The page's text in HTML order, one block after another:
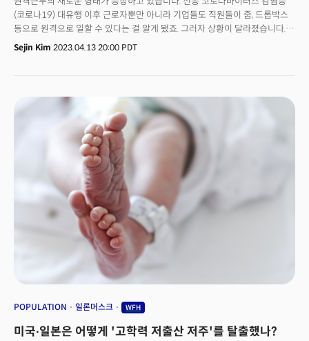
차지할 것”이라고 진단했습니다.
(코로나19) 대유행 이후 근로자뿐만 아니라 기업들도 직원들이 줌, 드롭박스
등으로 원격으로 일할 수 있다는 걸 알게 됐죠. 그러자 상황이 달라졌습니다.
기업들이 계속되는 노동력 부족과 임금 상승에 ‘오피스 오프쇼어링’ 방식을
채택하고 있는 것입니다. 근로자를 본사의 사무실이 아닌 해외로 보내
2019년 이후 급증하기 시작, 지난해 2배 이상 증가했다고 밝혔습니다. 8월에
애틀랜타연방준비은행 조사에 따르면 미국 고위 관리자의 7.3%는 더 많은
일자리를 해외로 옮겨 원격근무제를 활용하고 있다고 답했죠.👉 서비스업
세계화 시대해외로의 사무직 이탈이 가속화하면서 이를 새로운 시대의
시작으로 보는 학자도 있습니다. 니콜라스 블룸(Nicholas Bloom)
스탠퍼드대학교 경제학 교수는 “1980년부터 2019년까지는 제조업
세계화가 부상했지만 결국 중국-미국 무역 전쟁으로 교착 상태에 빠졌다”면서
“2020년부터는 서비스업 세계화 시대를 맞이하게 될 것”이라고
전망했습니다. 해외로 직책을 옮기면 여러 어려움은 있습니다. 언어 장벽뿐만
아니라 팀이 분산되면서 신입 직원을 교육하는 데 어려움을 겪을 수 있죠.
오프쇼어링의 증가는 미국 상업용부동산 소유자와 최근 몇 년간 임금이
급등한 미국의 숙련된 사무직 근로자들에게는 악재가 될 수 있습니다. 반면
개발도상국에 거주하는 숙련된 노동자에게는 긍정적인 소식입니다. 특히
미국과 시간대가 같은 남미 국가가 혜택을 보고 있습니다. 블룸 교수는
직종의 약 10~20%가 향후 10년 내에 해외로 이동할 수 있다고
Sejin Kim 2023.04.13 20:00 PDT
POPULATION 일론머스크 WFH
미국∙일본은 어떻게 '고학력 저출산 저주'를 탈출했나?